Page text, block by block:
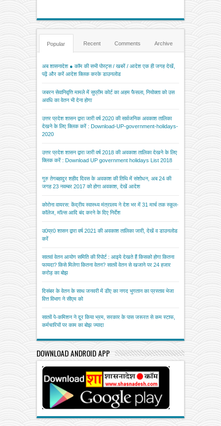
Popular Recent Comments Archive
अब शासनादेश ● कॉम की सभी पोस्ट्स / खबरें / आदेश एक ही जगह देखें,
पढ़ें और करें आदेश क्लिक करके डाउनलोड
जबरन सेवानिवृत्ति मामले में सुप्रीम कोर्ट का अहम फैसला, नियोक्ता को उस
अवधि का वेतन भी देना होगा
उत्तर प्रदेश शासन द्वारा जारी वर्ष 2020 की सार्वजनिक अवकाश तालिका
देखने के लिए क्लिक करें : Download-UP-government-holidays-
2020
उत्तर प्रदेश शासन द्वारा जारी वर्ष 2018 की अवकाश तालिका देखने के लिए
क्लिक करें : Download UP government holidays List 2018
गुरु तेगबहादुर शहीद दिवस के अवकाश की तिथि में संशोधन, अब 24 की
जगह 23 नवम्बर 2017 को होगा अवकाश, देखें आदेश
कोरोना वायरस: केंद्रीय स्वास्थ्य मंत्रालय ने देश भर में 31 मार्च तक स्कूल-
कॉलेज, मॉल्स आदि बंद करने के दिए निर्देश
उ0प्र0 शासन द्वारा वर्ष 2021 की अवकाश तालिका जारी, देखें व डाउनलोड
करें
सातवां वेतन आयोग समिति की रिपोर्ट : आइये देखते हैं किसको होगा कितना
फायदा? किसे मिलेगा कितना वेतन? सातवें वेतन से खजाने पर 24 हजार
करोड़ का बोझ
दिसंबर के वेतन के साथ जनवरी में डीए का नगद भुगतान का प्रस्ताव भेजा
वित्त विभाग ने सीएम को
सातवें पे-कमिशन ने दूर किया भ्रम, सरकार के पास जरूरत से कम स्टाफ,
कर्मचारियों पर काम का बोझ ज्यादा
DOWNLOAD ANDROID APP